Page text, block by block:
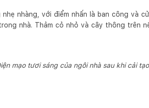
nhàng, với điểm nhấn là ban công và
nhà. Thảm cỏ nhỏ và cây thông trên
mạo tươi sáng của ngôi nhà sau khi cải tạo